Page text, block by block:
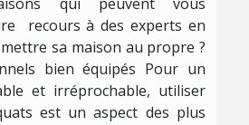
recours à des experts en
sa maison au propre ?
bien équipés Pour un
et irréprochable, utiliser
est un aspect des plus